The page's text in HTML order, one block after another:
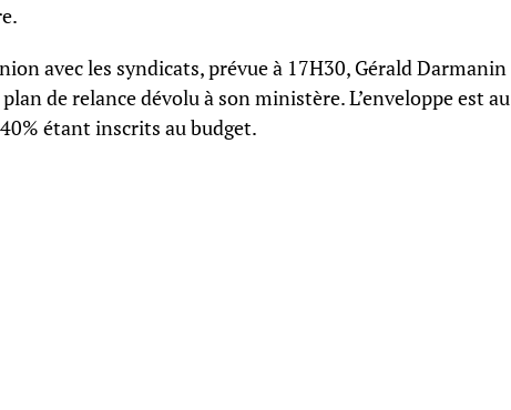
avec les syndicats, prévue à 17H30, Gérald Darmanin
de relance dévolu à son ministère. L’enveloppe est au
étant inscrits au budget.